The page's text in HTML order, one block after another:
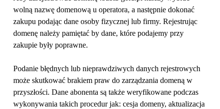
wolną nazwę domenową u operatora, a następnie dokonać
zakupu podając dane osoby fizycznej lub firmy. Rejestrując
domenę należy pamiętać by dane, które podajemy przy
zakupie były poprawne.
Podanie błędnych lub nieprawdziwych danych rejestrowych
może skutkować brakiem praw do zarządzania domeną w
przyszłości. Dane abonenta są także weryfikowane podczas
wykonywania takich procedur jak: cesja domeny, aktualizacja